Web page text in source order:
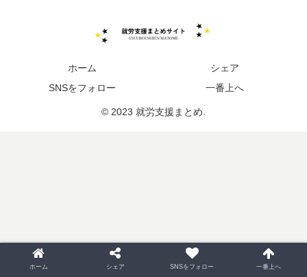
ホーム
シェア
SNSをフォロー
一番上へ
© 2023 就労支援まとめ.
ホーム シェア SNSをフォロー 一番上へ